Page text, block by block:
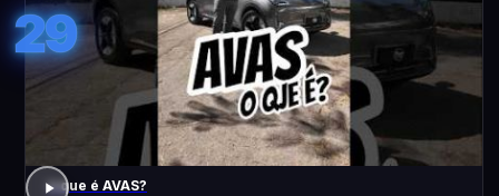
29
o que é AVAS?